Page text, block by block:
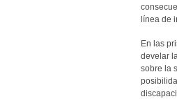
línea de
En las
develar
sobre la